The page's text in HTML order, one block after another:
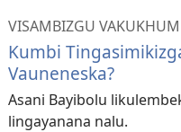
VISAMBIZGU
Kumbi
Vauneneska?
Asani Bayibolu
lingayanana nalu.